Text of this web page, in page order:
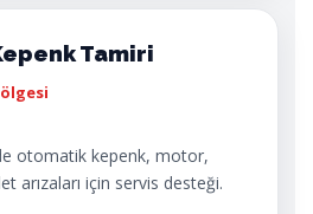
Tamiri
otomatik kepenk, motor,
arızaları için servis desteği.